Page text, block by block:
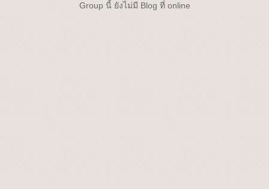
Group นี้ ยังไม่มี Blog ที่ online